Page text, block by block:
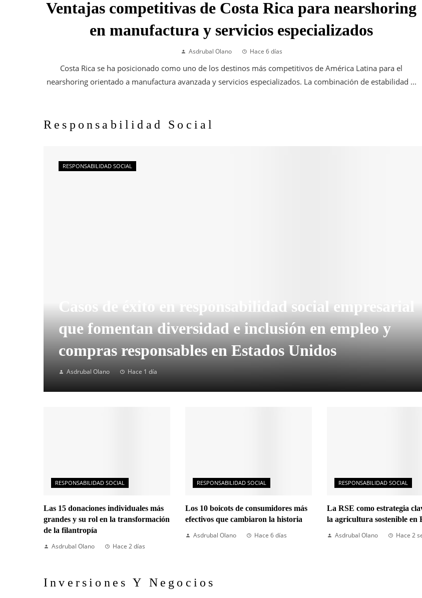
Ventajas competitivas de Costa Rica para nearshoring
en manufactura y servicios especializados
Asdrubal Olano Hace 6 días
Costa Rica se ha posicionado como uno de los destinos más competitivos de América Latina para el
nearshoring orientado a manufactura avanzada y servicios especializados. La combinación de estabilidad ...
Responsabilidad Social
Casos de éxito en responsabilidad social empresarial
que fomentan diversidad e inclusión en empleo y
compras responsables en Estados Unidos
Asdrubal Olano Hace 1 día
RESPONSABILIDAD SOCIAL
RESPONSABILIDAD SOCIAL
Las 15 donaciones individuales más
grandes y su rol en la transformación
de la filantropía
Asdrubal Olano
Hace 2 días
RESPONSABILIDAD SOCIAL
Los 10 boicots de consumidores más
efectivos que cambiaron la historia
Asdrubal Olano
Hace 6 días
RESPONSABILIDAD SOCIAL
La RSE como estrategia
la agricultura sostenible en
Asdrubal Olano
Hace 2
Inversiones Y Negocios